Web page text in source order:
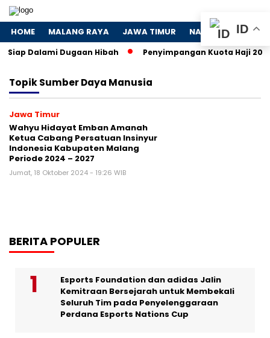
HOME MALANG RAYA JAWA TIMUR NASIONAL
Siap Dalami Dugaan Hibah Penyimpangan Kuota Haji
TopikSumber Daya Manusia
Jawa Timur
Wahyu Hidayat Emban Amanah
Ketua Cabang Persatuan Insinyur
Indonesia Kabupaten Malang
Periode 2024 – 2027
Jumat, 18 Oktober 2024 - 19:26 WIB
BERITA POPULER
Esports Foundation dan adidas Jalin
Kemitraan Bersejarah untuk Membekali
Seluruh Tim pada Penyelenggaraan
Perdana Esports Nations Cup
ID